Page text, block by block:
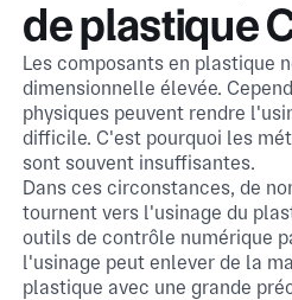
de plastique
Les composants en plastique
dimensionnelle élevée.
physiques peuvent rendre
difficile. C'est pourquoi les
sont souvent insuffisantes.
Dans ces circonstances, de
tournent vers l'usinage du
outils de contrôle numérique
l'usinage peut enlever de la
plastique avec une grande